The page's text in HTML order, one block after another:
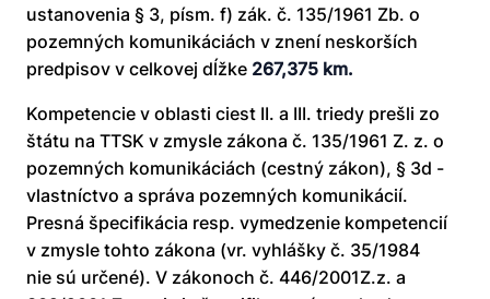
ustanovenia § 3, písm. f) zák. č. 135/1961 Zb. o
pozemných komunikáciách v znení neskorších
predpisov v celkovej dĺžke 267,375 km.
Kompetencie v oblasti ciest II. a III. triedy prešli zo
štátu na TTSK v zmysle zákona č. 135/1961 Z. z. o
pozemných komunikáciách (cestný zákon), § 3d -
vlastníctvo a správa pozemných komunikácií.
Presná špecifikácia resp. vymedzenie kompetencií
v zmysle tohto zákona (vr. vyhlášky č. 35/1984
nie sú určené). V zákonoch č. 446/2001Z.z. a